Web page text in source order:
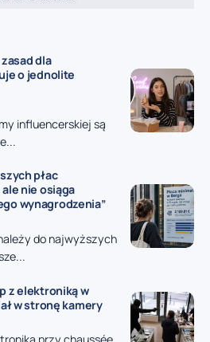
dla
o jednolite
influencerskiej są
płac
nie osiąga
wynagrodzenia”
do najwyższych
z elektroniką w
w stronę kamery